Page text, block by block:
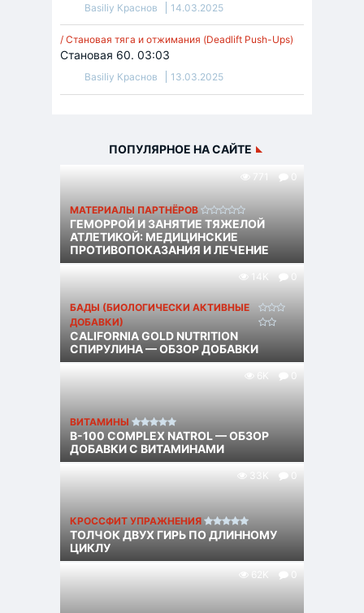
Basiliy Краснов 14.03.2025
/ Становая тяга и отжимания (Deadlift Push-Ups)
Становая 60. 03:03
Basiliy Краснов 13.03.2025
ПОПУЛЯРНОЕ НА САЙТЕ
771 0
МАТЕРИАЛЫ ПАРТНЁРОВ
ГЕМОРРОЙ И ЗАНЯТИЕ ТЯЖЕЛОЙ
АТЛЕТИКОЙ: МЕДИЦИНСКИЕ
ПРОТИВОПОКАЗАНИЯ И ЛЕЧЕНИЕ
14K
БАДЫ (БИОЛОГИЧЕСКИ АКТИВНЫЕ
ДОБАВКИ)
CALIFORNIA GOLD NUTRITION
СПИРУЛИНА — ОБЗОР ДОБАВКИ
6K 0
ВИТАМИНЫ
B-100 COMPLEX NATROL — ОБЗОР
ДОБАВКИ С ВИТАМИНАМИ
33K
КРОССФИТ УПРАЖНЕНИЯ
ТОЛЧОК ДВУХ ГИРЬ ПО ДЛИННОМУ
ЦИКЛУ
62K 0